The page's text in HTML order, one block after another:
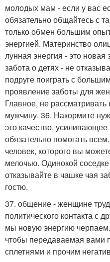
молодых мам - если у вас
обязательно общайтесь с
только обмен большим
энергией. Материнство
лунная энергия - это
забота о детях - не
подруге поиграть с
проявление заботы для
Главное, не
мужчину. 36. Накормите
это качество,
обязательно помогать
человек, которого вы
мелочью. Одинокой
отказывайте в чашке чая
гостю.
37. общение - женщине
политического контакта с
мы новую энергию
чтобы передаваемая
сплетнями и прочим